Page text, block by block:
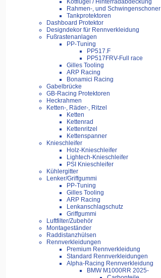
Kotflügel / Hinterradabdeckung
Rahmen-, und Schwingenschoner
Tankprotektoren
Dashboard Protektor
Designdekor für Rennverkleidung
Fußrastenanlagen
PP-Tuning
PP517.F
PP517FRV-Full race
Gilles Tooling
ARP Racing
Bonamici Racing
Gabelbrücke
GB-Racing Protektoren
Heckrahmen
Ketten-, Räder-, Ritzel
Ketten
Kettenrad
Kettenritzel
Kettenspanner
Knieschleifer
Holz-Knieschleifer
Lightech-Knieschleifer
PSI Knieschleifer
Kühlergitter
Lenker/Griffgummi
PP-Tuning
Gilles Tooling
ARP Racing
Lenkanschlagschutz
Griffgummi
Luftfilter/Zubehör
Montageständer
Raddistanzhülsen
Rennverkleidungen
Premium Rennverkleidung
Standard Rennverkleidungen
Alpha-Racing Rennverkleidung
BMW M1000RR 2025-